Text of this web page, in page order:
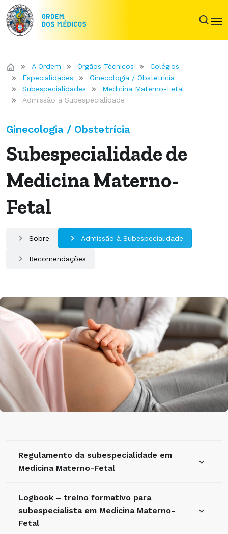
A Ordem Órgãos Técnicos
Colégios
Especialidades
Ginecologia / Obstetrícia
Subespecialidades
Medicina Materno-Fetal
Admissão à Subespecialidade
Ginecologia / Obstetrícia
Subespecialidade de
Medicina Materno-
Fetal
Sobre Admissão à Subespecialidade
Recomendações
Regulamento da subespecialidade em
Medicina Materno-Fetal
Logbook – treino formativo para
subespecialista em Medicina Materno-
Fetal